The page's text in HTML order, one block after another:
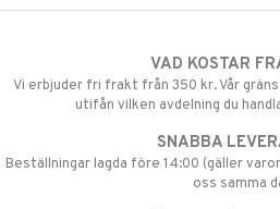
VAD KOSTAR
Vi erbjuder fri frakt från 350 kr. Vår
utifån vilken avdelning du
SNABBA
Beställningar lagda före 14:00 (gäller
oss samma